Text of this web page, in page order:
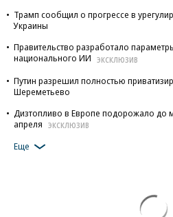
Трамп сообщил о прогрессе в
Украины
Правительство разработало
национального ИИ
ЭКСКЛЮЗИВ
Путин разрешил полностью
Шереметьево
Дизтопливо в Европе подорожало до
апреля
ЭКСКЛЮЗИВ
Еще